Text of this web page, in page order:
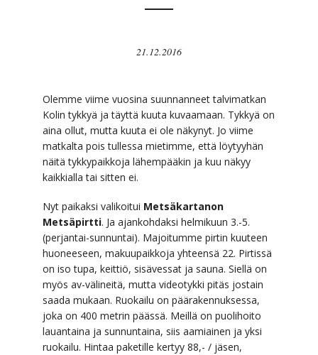
21.12.2016
Olemme viime vuosina suunnanneet talvimatkan
Kolin tykkyä ja täyttä kuuta kuvaamaan. Tykkyä on
aina ollut, mutta kuuta ei ole näkynyt. Jo viime
matkalta pois tullessa mietimme, että löytyyhän
näitä tykkypaikkoja lähempääkin ja kuu näkyy
kaikkialla tai sitten ei.
Nyt paikaksi valikoitui Metsäkartanon
Metsäpirtti. Ja ajankohdaksi helmikuun 3.-5.
(perjantai-sunnuntai). Majoitumme pirtin kuuteen
huoneeseen, makuupaikkoja yhteensä 22. Pirtissä
on iso tupa, keittiö, sisävessat ja sauna. Siellä on
myös av-välineitä, mutta videotykki pitäs jostain
saada mukaan. Ruokailu on päärakennuksessa,
joka on 400 metrin päässä. Meillä on puolihoito
lauantaina ja sunnuntaina, siis aamiainen ja yksi
ruokailu. Hintaa paketille kertyy 88,- / jäsen,